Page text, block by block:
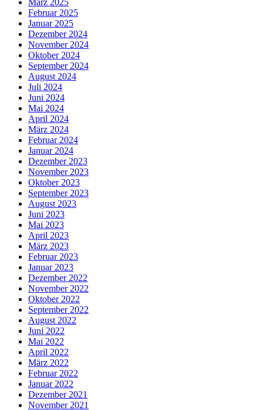
März 2025
Februar 2025
Januar 2025
Dezember 2024
November 2024
Oktober 2024
September 2024
August 2024
Juli 2024
Juni 2024
Mai 2024
April 2024
März 2024
Februar 2024
Januar 2024
Dezember 2023
November 2023
Oktober 2023
September 2023
August 2023
Juni 2023
Mai 2023
April 2023
März 2023
Februar 2023
Januar 2023
Dezember 2022
November 2022
Oktober 2022
September 2022
August 2022
Juni 2022
Mai 2022
April 2022
März 2022
Februar 2022
Januar 2022
Dezember 2021
November 2021